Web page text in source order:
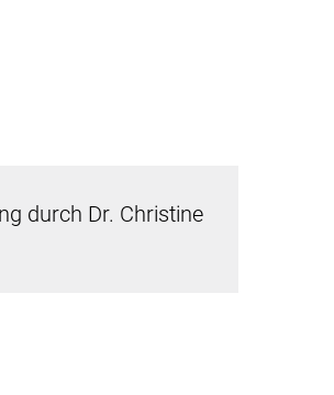
durch Dr. Christine